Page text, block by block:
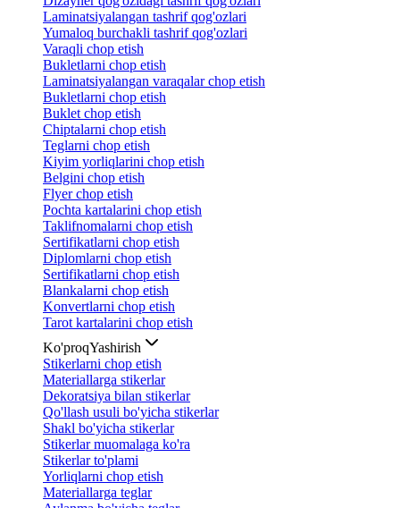
Laminatsiyalangan tashrif qog'ozlari
Yumaloq burchakli tashrif qog'ozlari
Varaqli chop etish
Bukletlarni chop etish
Laminatsiyalangan varaqalar chop etish
Bukletlarni chop etish
Buklet chop etish
Chiptalarni chop etish
Teglarni chop etish
Kiyim yorliqlarini chop etish
Belgini chop etish
Flyer chop etish
Pochta kartalarini chop etish
Taklifnomalarni chop etish
Sertifikatlarni chop etish
Diplomlarni chop etish
Sertifikatlarni chop etish
Blankalarni chop etish
Konvertlarni chop etish
Tarot kartalarini chop etish
Ko'proqYashirish
Stikerlarni chop etish
Materiallarga stikerlar
Dekoratsiya bilan stikerlar
Qo'llash usuli bo'yicha stikerlar
Shakl bo'yicha stikerlar
Stikerlar muomalaga ko'ra
Stikerlar to'plami
Yorliqlarni chop etish
Materiallarga teglar